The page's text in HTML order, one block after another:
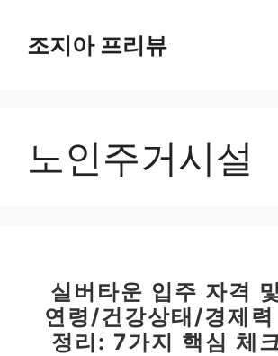
조지아 프리뷰
노인주거시설
실버타운 입주 자격
연령/건강상태/경제
정리: 7가지 핵심 체